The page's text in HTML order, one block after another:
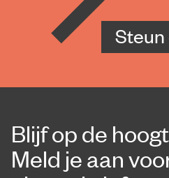
Steun
Blijf op de
Meld je aan